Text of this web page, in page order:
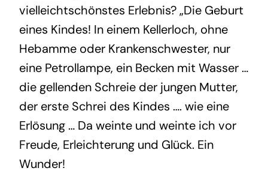
vielleichtschönstes Erlebnis? „Die Geburt
eines Kindes! In einem Kellerloch, ohne
Hebamme oder Krankenschwester, nur
eine Petrollampe, ein Becken mit Wasser …
die gellenden Schreie der jungen Mutter,
der erste Schrei des Kindes …. wie eine
Erlösung … Da weinte und weinte ich vor
Freude, Erleichterung und Glück. Ein
Wunder!